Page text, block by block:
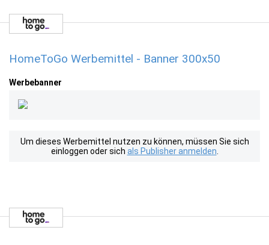
HomeToGo Werbemittel - Banner 300x50
Werbebanner
Um dieses Werbemittel nutzen zu können, müssen Sie sich
einloggen oder sich als Publisher anmelden